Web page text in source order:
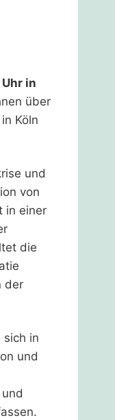
in
über
Köln
und
von
in einer
die
der
sich in
und